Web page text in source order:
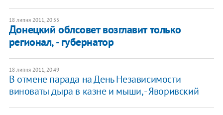
18 липня 2011, 20:55
Донецкий облсовет возглавит только
регионал, - губернатор
18 липня 2011, 20:49
В отмене парада на День Независимости
виноваты дыра в казне и мыши, - Яворивский